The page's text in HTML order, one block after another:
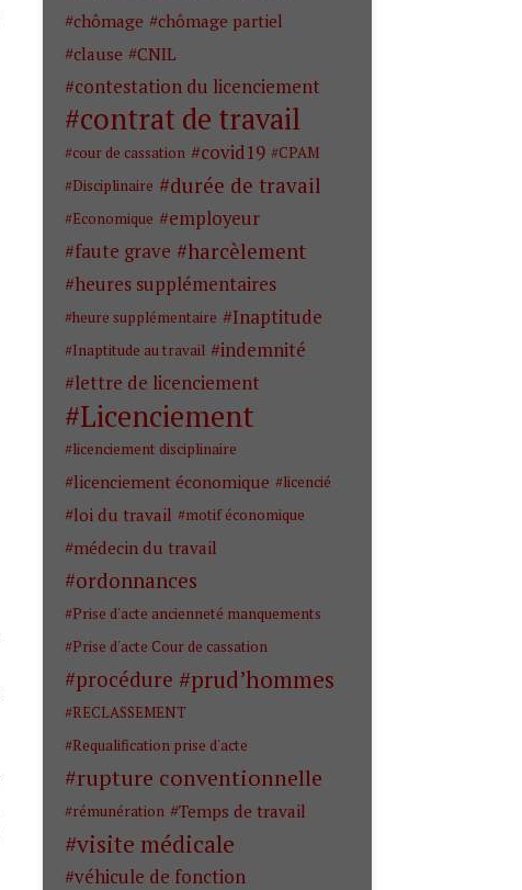
chômage
chômage partiel
clause
CNIL
contestation du licenciement
contrat de travail
cour de cassation covid19
CPAM
Disciplinaire
durée de travail
Economique
employeur
faute grave
harcèlement
heures supplémentaires
heure supplémentaire Inaptitude
Inaptitude au travail
indemnité
lettre de licenciement
Licenciement
licenciement disciplinaire
licenciement économique licencié
loi du travail motif économique
médecin du travail
ordonnances
Prise d'acte ancienneté manquements
Prise d'acte Cour de cassation
procédure prud’hommes
RECLASSEMENT
Requalification prise d'acte
rupture conventionnelle
rémunération Temps de travail
visite médicale
véhicule de fonction